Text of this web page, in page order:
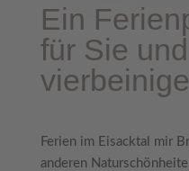
Ein
für Sie
Ferien im Eisacktal mir
anderen